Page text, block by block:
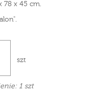
78 x 45 cm.
szt
1 szt